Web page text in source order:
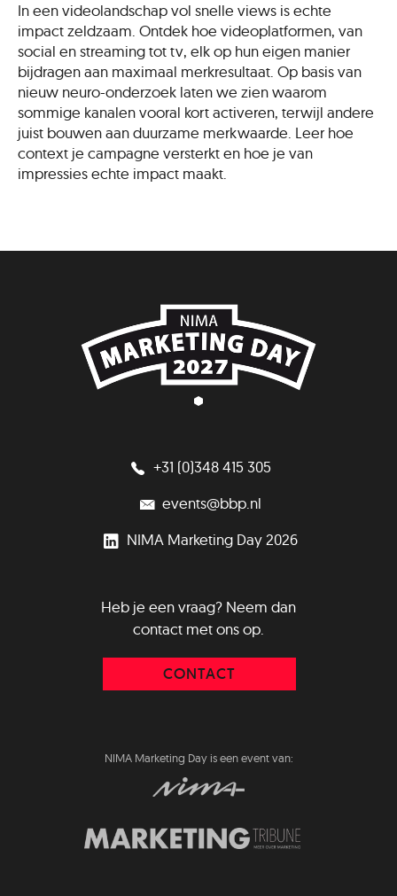
In een videolandschap vol snelle views is echte
impact zeldzaam. Ontdek hoe videoplatformen, van
social en streaming tot tv, elk op hun eigen manier
bijdragen aan maximaal merkresultaat. Op basis van
nieuw neuro-onderzoek laten we zien waarom
sommige kanalen vooral kort activeren, terwijl andere
juist bouwen aan duurzame merkwaarde. Leer hoe
context je campagne versterkt en hoe je van
impressies echte impact maakt.
+31 (0)348 415 305
events@bbp.nl
NIMA Marketing Day 2026
Heb je een vraag? Neem dan
contact met ons op.
CONTACT
NIMA Marketing Day is een event van: